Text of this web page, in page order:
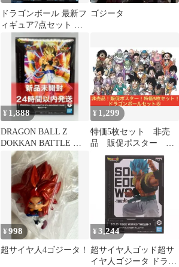
ドラゴンボール 最新フ
ィギュア7点セット 新
品未開封
ゴジータ
¥ 1,888
DRAGON BALL Z
DOKKAN BATTLE 超
ゴジータ
¥ 1,299
特価5枚セット 非売
品 販促ポスター ド
ラゴンボール セッ
ト ⑥
¥998
超サイヤ人4ゴジータ！
¥3,244
超サイヤ人ゴッド超サ
イヤ人ゴジータ ドラゴ